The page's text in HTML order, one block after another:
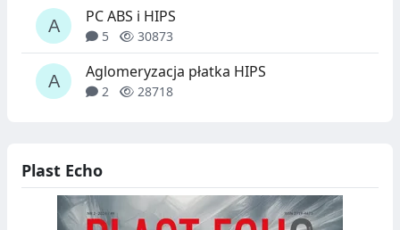
PC ABS i HIPS
5 30873
Aglomeryzacja płatka HIPS
2 28718
Plast Echo